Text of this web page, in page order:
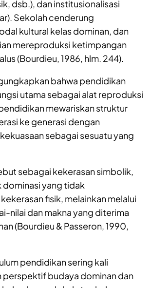
dsb.), dan institusionalisasi
Sekolah cenderung
kultural kelas dominan, dan
mereproduksi ketimpangan
(Bourdieu, 1986, hlm. 244).
bahwa pendidikan
utama sebagai alat reproduksi
mewariskan struktur
ke generasi dengan
sebagai sesuatu yang
sebagai kekerasan simbolik,
dominasi yang tidak
fisik, melainkan melalui
nilai dan makna yang diterima
(Bourdieu & Passeron, 1990,
pendidikan sering kali
perspektif budaya dominan dan